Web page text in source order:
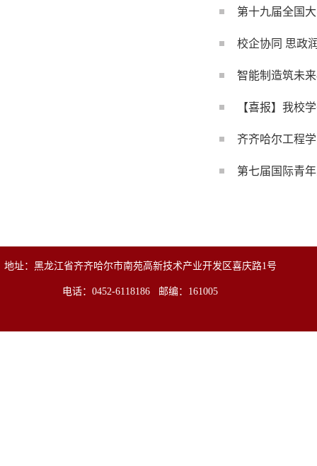
第十九届全国
校企协同 思政
智能制造筑未
【喜报】我校
齐齐哈尔工程
第七届国际青
地址：黑龙江省齐齐哈尔市南苑高新技术产业开发区喜庆路1号
电话：0452-6118186 邮编：161005